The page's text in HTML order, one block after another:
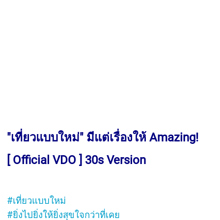
"เที่ยวแบบใหม่" มีแต่เรื่องให้ Amazing!
[ Official VDO ] 30s Version
#เที่ยวแบบใหม่
#ยิ่งไปยิ่งให้ยิ่งสุขใจกว่าที่เคย